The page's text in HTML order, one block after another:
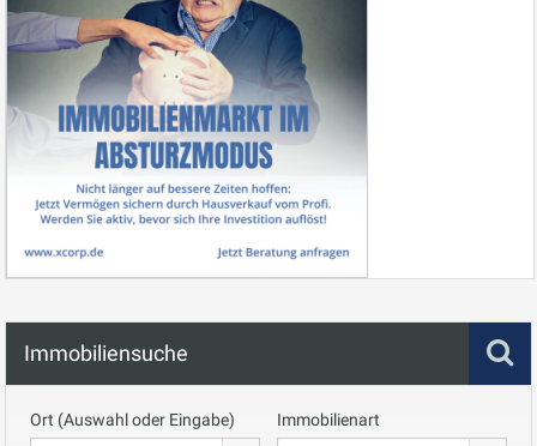
Immobiliensuche
Ort (Auswahl oder Eingabe) Immobilienart